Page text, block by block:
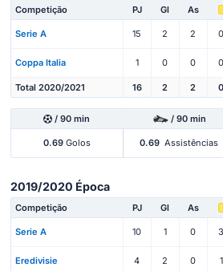
Competição PJ Gl As
Serie A 15 2 2 0
Coppa Italia 1 0 0 0
Total 2020/2021 16 2 2 0
/ 90 min / 90 min
0.69Golos 0.69 Assistências
2019/2020 Época
Competição PJ Gl As
Serie A 10 1 0 3
Eredivisie 4 2 0 1